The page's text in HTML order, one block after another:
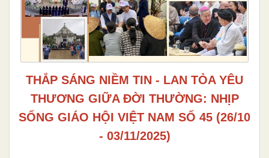
THẮP SÁNG NIỀM TIN - LAN TỎA YÊU
THƯƠNG GIỮA ĐỜI THƯỜNG: NHỊP
SỐNG GIÁO HỘI VIỆT NAM SỐ 45 (26/10
- 03/11/2025)